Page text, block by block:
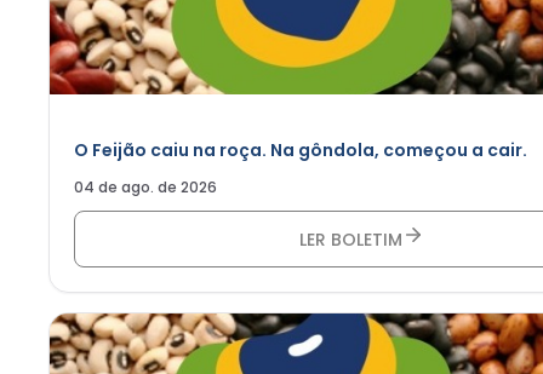
O Feijão caiu na roça. Na gôndola, começou a cair.
04 de ago. de 2026
LER BOLETIM